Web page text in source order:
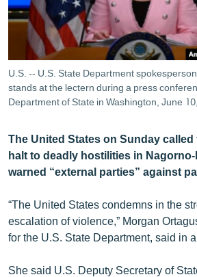
ՄԻՋԱԶԳԱՅԻՆ
ՄՇԱԿՈՒՅԹ
ՍՊՈՐՏ
ՄԵԿՆԱԲԱՆՈՒԹՅՈՒՆ
ՏՏ ԵՒ ԻՆՏԵՐՆԵՏ
ԿՈՐՈՆԱՎԻՐՈՒՍ
ԱՐԽԻՎ
ԲԱՆԱՎԵՃ
ՁԳՏԵԼՈՎ ԼԱՎԱԳՈՒՅՆԻՆ
U.S. -- U.S. State Department
stands at the lectern during a press
Department of State in Washington, June
The United States on Sunday
halt to deadly hostilities in
warned “external parties” against
“The United States condemns in the
escalation of violence,” Morgan
for the U.S. State Department, said in
She said U.S. Deputy Secretary of